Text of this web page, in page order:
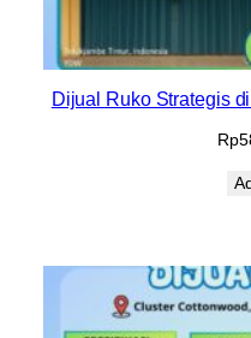
Dijual Ruko Strategis
Rp